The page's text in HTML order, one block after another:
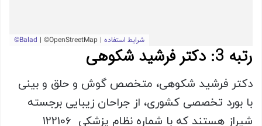
رتبه 3: دکتر فرشید شکوهی
دکتر فرشید شکوهی، متخصص گوش و حلق و بینی
با بورد تخصصی کشوری، از جراحان زیبایی برجسته
شیراز هستند که با شماره نظام پزشکی 122106